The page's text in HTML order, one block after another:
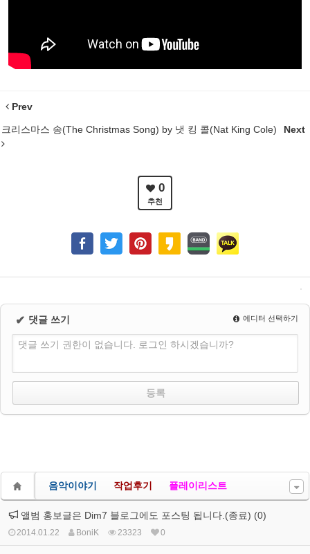
Prev
크리스마스 송(The Christmas Song) by 냇 킹 콜(Nat King Cole) Next
0
추천
✔ 댓글 쓰기 에디터 선택하기
댓글 쓰기 권한이 없습니다. 로그인 하시겠습니까?
음악이야기 작업후기 플레이리스트
앨범 홍보글은 Dim7 블로그에도 포스팅 됩니다.(종료) (0)
2014.01.22 BoniK 23323 0